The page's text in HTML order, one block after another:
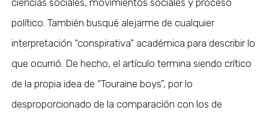
político. También busqué alejarme de cualquier
interpretación “conspirativa” académica para describir lo
que ocurrió. De hecho, el artículo termina siendo crítico
de la propia idea de “Touraine boys”, por lo
desproporcionado de la comparación con los de